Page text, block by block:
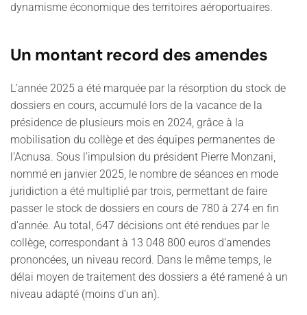
dynamisme économique des territoires aéroportuaires.
Un montant record des amendes
L’année 2025 a été marquée par la résorption du stock de
dossiers en cours, accumulé lors de la vacance de la
présidence de plusieurs mois en 2024, grâce à la
mobilisation du collège et des équipes permanentes de
l’Acnusa. Sous l’impulsion du président Pierre Monzani,
nommé en janvier 2025, le nombre de séances en mode
juridiction a été multiplié par trois, permettant de faire
passer le stock de dossiers en cours de 780 à 274 en fin
d'année. Au total, 647 décisions ont été rendues par le
collège, correspondant à 13 048 800 euros d’amendes
prononcées, un niveau record. Dans le même temps, le
délai moyen de traitement des dossiers a été ramené à un
niveau adapté (moins d’un an).